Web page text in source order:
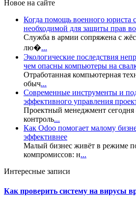
Новое на сайте
Когда помощь военного юриста
необходимой для защиты прав
Служба в армии сопряжена с
лю�...
Экологические последствия
чем опасны компьютеры на
Отработанная компьютерная
обыч...
Современные инструменты и
эффективного управления
Проектный менеджмент
контроль...
Как Odoo помогает малому
эффективнее
Малый бизнес живёт в режиме
компромиссов: н...
Интересные записи
Как проверить систему на вирусы